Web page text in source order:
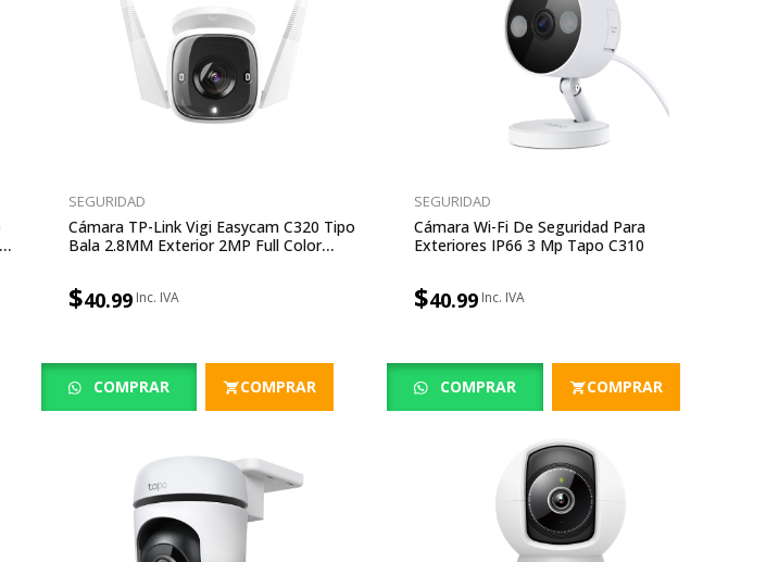
SEGURIDAD
Cámara TP-Link Vigi Easycam C320 Tipo
Bala 2.8MM Exterior 2MP Full Color
$40.99
COMPRAR COMPRAR
SEGURIDAD
Cámara Wi-Fi De Seguridad Para
Exteriores IP66 3 Mp Tapo C310
$40.99
COMPRAR COMPRAR